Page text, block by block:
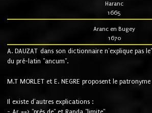
Haranc
1665
Aranc en Bugey
1670
A. DAUZAT dans son dictionnaire n'explique pas
du pré-latin "ancum".
M.T MORLET et E. NEGRE proposent le
Il existe d'autres explications :